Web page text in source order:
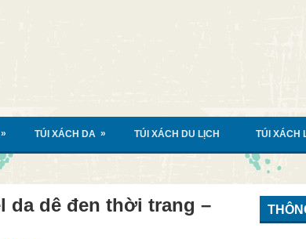
» TÚI XÁCH DA » TÚI XÁCH DU LỊCH TÚI XÁCH
da dê đen thời trang –